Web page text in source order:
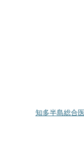
知多半島総合